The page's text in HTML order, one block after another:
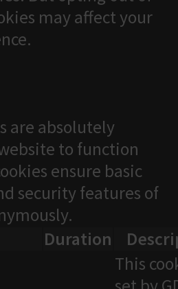
may affect your
are absolutely
to function
ensure basic
security features of
Duration
This